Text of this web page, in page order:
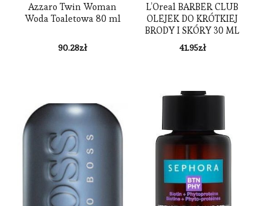
Azzaro Twin Woman
Woda Toaletowa 80 ml
90.28zł
L’Oreal BARBER CLUB
OLEJEK DO KRÓTKIEJ
BRODY I SKÓRY 30 ML
41.95zł